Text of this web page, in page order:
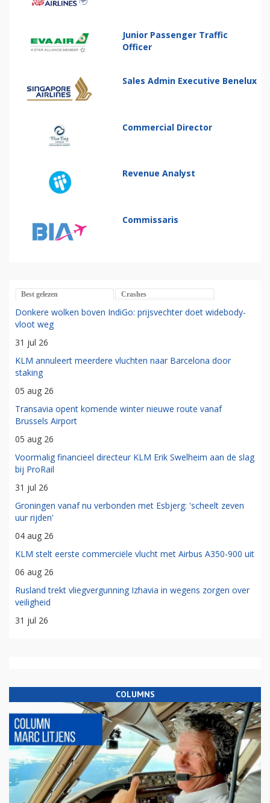
Junior Passenger Traffic
Officer
Sales Admin Executive Benelux
Commercial Director
Revenue Analyst
Commissaris
Best gelezen Crashes
Donkere wolken boven IndiGo: prijsvechter doet widebody-
vloot weg
31 jul 26
KLM annuleert meerdere vluchten naar Barcelona door
staking
05 aug 26
Transavia opent komende winter nieuwe route vanaf
Brussels Airport
05 aug 26
Voormalig financieel directeur KLM Erik Swelheim aan de slag
bij ProRail
31 jul 26
Groningen vanaf nu verbonden met Esbjerg: 'scheelt zeven
uur rijden'
04 aug 26
KLM stelt eerste commerciële vlucht met Airbus A350-900 uit
06 aug 26
Rusland trekt vliegvergunning Izhavia in wegens zorgen over
veiligheid
31 jul 26
COLUMNS